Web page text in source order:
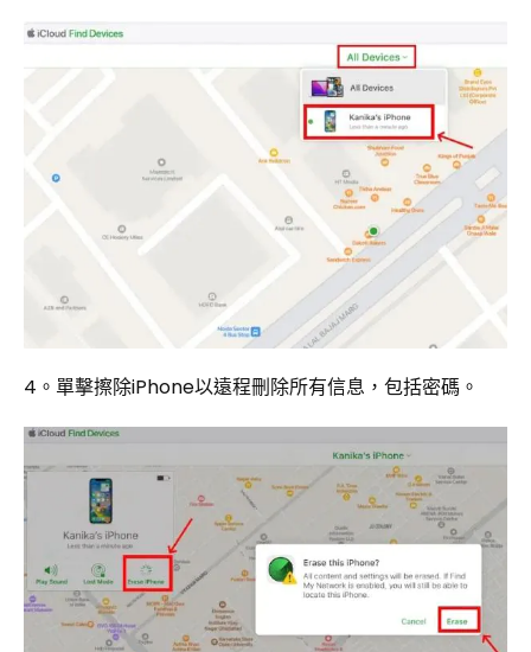
4。單擊擦除iPhone以遠程刪除所有信息，包括密碼。